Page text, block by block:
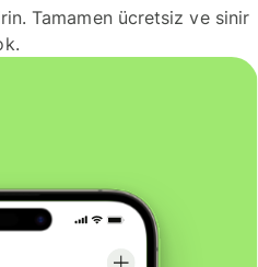
Tamamen ücretsiz ve sinir